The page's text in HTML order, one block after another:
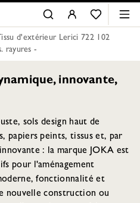
d'extérieur Lerici 722 102
rayures -
innovante,
sols design haut de
papiers peints, tissus et, par
: la marque JOKA est
pour l'aménagement
fonctionnalité et
nouvelle construction ou